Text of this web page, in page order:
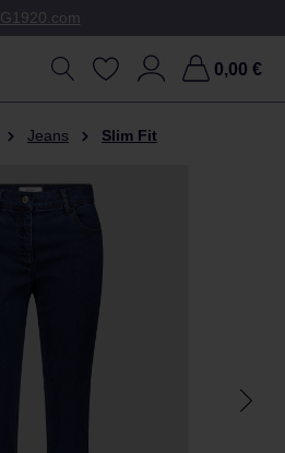
G1920.com
0,00 €
Jeans Slim Fit